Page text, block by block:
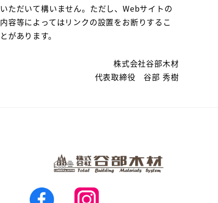
いただいて構いません。ただし、Webサイトの
内容等によってはリンクの設置をお断りするこ
とがあります。
株式会社谷部木材
代表取締役 谷部 秀樹